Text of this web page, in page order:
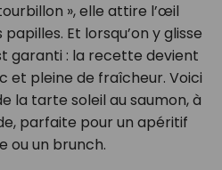
», elle attire l’œil
Et lorsqu’on y glisse
garanti : la recette devient
et pleine de fraîcheur. Voici
la tarte soleil au saumon, à
parfaite pour un apéritif
ou un brunch.